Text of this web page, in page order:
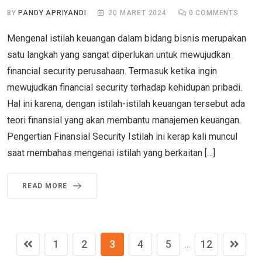
BYPANDY APRIYANDI 20 MARET 2024 0 COMMENTS
Mengenal istilah keuangan dalam bidang bisnis merupakan
satu langkah yang sangat diperlukan untuk mewujudkan
financial security perusahaan. Termasuk ketika ingin
mewujudkan financial security terhadap kehidupan pribadi.
Hal ini karena, dengan istilah-istilah keuangan tersebut ada
teori finansial yang akan membantu manajemen keuangan.
Pengertian Finansial Security Istilah ini kerap kali muncul
saat membahas mengenai istilah yang berkaitan […]
READ MORE
1 2 3 4 5 ... 12